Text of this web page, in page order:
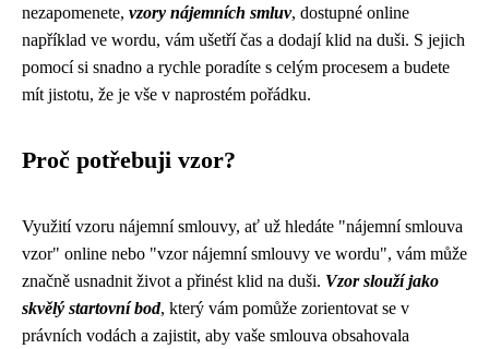
nezapomenete, vzory nájemních smluv, dostupné online
například ve wordu, vám ušetří čas a dodají klid na duši. S jejich
pomocí si snadno a rychle poradíte s celým procesem a budete
mít jistotu, že je vše v naprostém pořádku.
Proč potřebuji vzor?
Využití vzoru nájemní smlouvy, ať už hledáte "nájemní smlouva
vzor" online nebo "vzor nájemní smlouvy ve wordu", vám může
značně usnadnit život a přinést klid na duši. Vzor slouží jako
skvělý startovní bod, který vám pomůže zorientovat se v
právních vodách a zajistit, aby vaše smlouva obsahovala